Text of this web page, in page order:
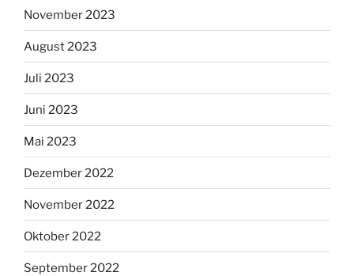
November 2023
August 2023
Juli 2023
Juni 2023
Mai 2023
Dezember 2022
November 2022
Oktober 2022
September 2022